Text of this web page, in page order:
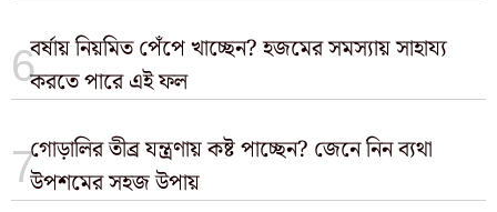
বর্ষায় নিয়মিত পেঁপে খাচ্ছেন? হজমের সমস্যায় সাহায্য
করতে পারে এই ফল
গোড়ালির তীব্র যন্ত্রণায় কষ্ট পাচ্ছেন? জেনে নিন ব্যথা
উপশমের সহজ উপায়